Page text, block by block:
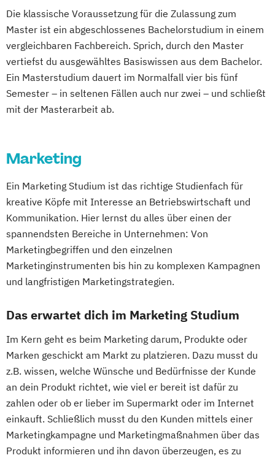
Die klassische Voraussetzung für die Zulassung zum
Master ist ein abgeschlossenes Bachelorstudium in einem
vergleichbaren Fachbereich. Sprich, durch den Master
vertiefst du ausgewähltes Basiswissen aus dem Bachelor.
Ein Masterstudium dauert im Normalfall vier bis fünf
Semester – in seltenen Fällen auch nur zwei – und schließt
mit der Masterarbeit ab.
Marketing
Ein Marketing Studium ist das richtige Studienfach für
kreative Köpfe mit Interesse an Betriebswirtschaft und
Kommunikation. Hier lernst du alles über einen der
spannendsten Bereiche in Unternehmen: Von
Marketingbegriffen und den einzelnen
Marketinginstrumenten bis hin zu komplexen Kampagnen
und langfristigen Marketingstrategien.
Das erwartet dich im Marketing Studium
Im Kern geht es beim Marketing darum, Produkte oder
Marken geschickt am Markt zu platzieren. Dazu musst du
z.B. wissen, welche Wünsche und Bedürfnisse der Kunde
an dein Produkt richtet, wie viel er bereit ist dafür zu
zahlen oder ob er lieber im Supermarkt oder im Internet
einkauft. Schließlich musst du den Kunden mittels einer
Marketingkampagne und Marketingmaßnahmen über das
Produkt informieren und ihn davon überzeugen, es zu